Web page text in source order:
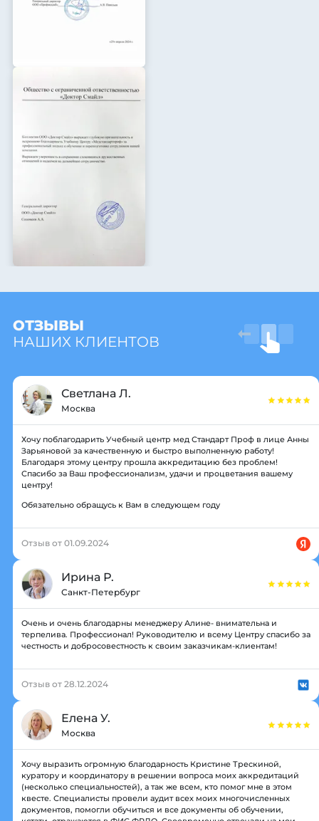
ОТЗЫВЫ
НАШИХ КЛИЕНТОВ
Светлана Л.
Москва
Хочу поблагодарить Учебный центр мед Стандарт Проф в лице Анны
Зарьяновой за качественную и быстро выполненную работу!
Благодаря этому центру прошла аккредитацию без проблем!
Спасибо за Ваш профессионализм, удачи и процветания вашему
центру!
Обязательно обращусь к Вам в следующем году
Отзыв от 01.09.2024
Ирина Р.
Санкт-Петербург
Очень и очень благодарны менеджеру Алине- внимательна и
терпелива. Профессионал! Руководителю и всему Центру спасибо за
честность и добросовестность к своим заказчикам-клиентам!
Отзыв от 28.12.2024
Елена У.
Москва
Хочу выразить огромную благодарность Кристине Трескиной,
куратору и координатору в решении вопроса моих аккредитаций
(несколько специальностей), а так же всем, кто помог мне в этом
квесте. Специалисты провели аудит всех моих многочисленных
документов, помогли обучиться и все документы об обучении,